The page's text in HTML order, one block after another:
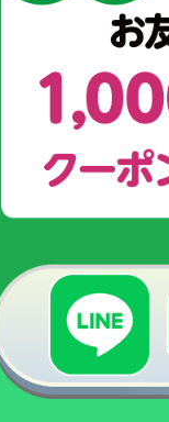
サッカーワールドカ
スポーツだったら、姿勢